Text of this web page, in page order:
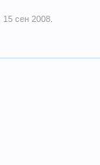
15 сен 2008